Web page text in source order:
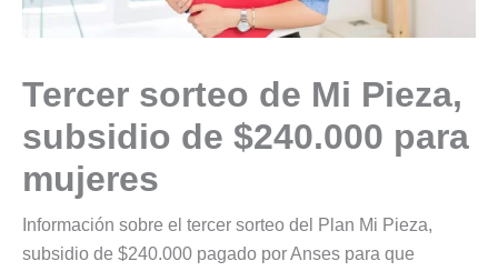
Tercer sorteo de Mi Pieza,
subsidio de $240.000 para
mujeres
Información sobre el tercer sorteo del Plan Mi Pieza,
subsidio de $240.000 pagado por Anses para que